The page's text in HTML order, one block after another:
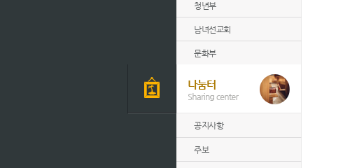
청년부
남녀선교회
문화부
공지사항
주보